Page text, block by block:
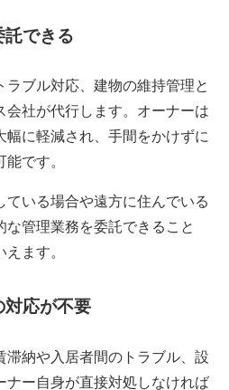
託できる
ラブル対応、建物の維持管理と
会社が代行します。オーナーは
幅に軽減され、手間をかけずに
です。
ている場合や遠方に住んでいる
な管理業務を委託できること
ます。
対応が不要
滞納や入居者間のトラブル、設
ナー自身が直接対処しなければ